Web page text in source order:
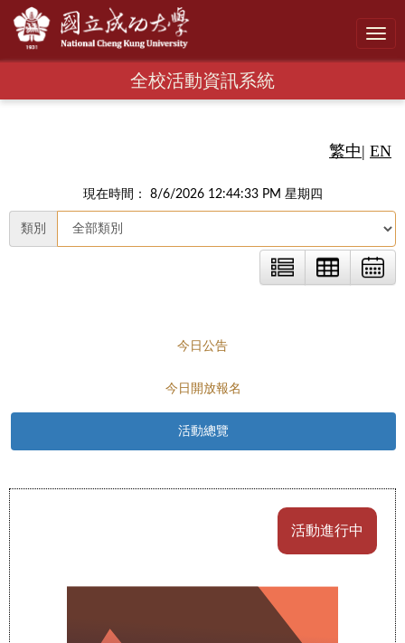
全校活動資訊系統
繁中| EN
現在時間： 8/6/2026 12:44:34 PM 星期四
類別
今日公告
今日開放報名
活動總覽
活動進行中